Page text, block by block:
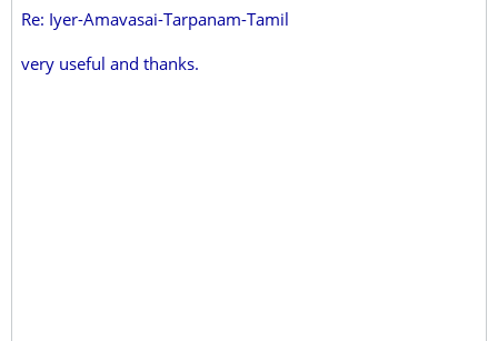
Re: Iyer-Amavasai-Tarpanam-Tamil
very useful and thanks.